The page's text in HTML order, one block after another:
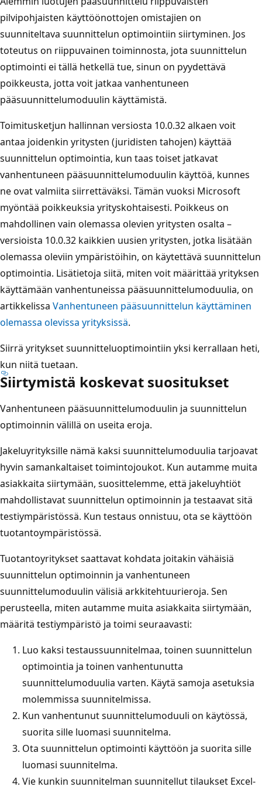
pilvipohjaisten käyttöönottojen omistajien on
suunniteltava suunnittelun optimointiin siirtyminen. Jos
toteutus on riippuvainen toiminnosta, jota suunnittelun
optimointi ei tällä hetkellä tue, sinun on pyydettävä
poikkeusta, jotta voit jatkaa vanhentuneen
pääsuunnittelumoduulin käyttämistä.
Toimitusketjun hallinnan versiosta 10.0.32 alkaen voit
antaa joidenkin yritysten (juridisten tahojen) käyttää
suunnittelun optimointia, kun taas toiset jatkavat
vanhentuneen pääsuunnittelumoduulin käyttöä, kunnes
ne ovat valmiita siirrettäväksi. Tämän vuoksi Microsoft
myöntää poikkeuksia yrityskohtaisesti. Poikkeus on
mahdollinen vain olemassa olevien yritysten osalta –
versioista 10.0.32 kaikkien uusien yritysten, jotka lisätään
olemassa oleviin ympäristöihin, on käytettävä suunnittelun
optimointia. Lisätietoja siitä, miten voit määrittää yrityksen
käyttämään vanhentuneissa pääsuunnittelumoduulia, on
artikkelissa Vanhentuneen pääsuunnittelun käyttäminen
olemassa olevissa yrityksissä.
Siirrä yritykset suunnitteluoptimointiin yksi kerrallaan heti,
kun niitä tuetaan.
Siirtymistä koskevat suositukset
Vanhentuneen pääsuunnittelumoduulin ja suunnittelun
optimoinnin välillä on useita eroja.
Jakeluyrityksille nämä kaksi suunnittelumoduulia tarjoavat
hyvin samankaltaiset toimintojoukot. Kun autamme muita
asiakkaita siirtymään, suosittelemme, että jakeluyhtiöt
mahdollistavat suunnittelun optimoinnin ja testaavat sitä
testiympäristössä. Kun testaus onnistuu, ota se käyttöön
tuotantoympäristössä.
Tuotantoyritykset saattavat kohdata joitakin vähäisiä
suunnittelun optimoinnin ja vanhentuneen
suunnittelumoduulin välisiä arkkitehtuurieroja. Sen
perusteella, miten autamme muita asiakkaita siirtymään,
määritä testiympäristö ja toimi seuraavasti:
Luo kaksi testaussuunnitelmaa, toinen suunnittelun
optimointia ja toinen vanhentunutta
suunnittelumoduulia varten. Käytä samoja asetuksia
molemmissa suunnitelmissa.
Kun vanhentunut suunnittelumoduuli on käytössä,
suorita sille luomasi suunnitelma.
Ota suunnittelun optimointi käyttöön ja suorita sille
luomasi suunnitelma.
Vie kunkin suunnitelman suunnitellut tilaukset Excel-